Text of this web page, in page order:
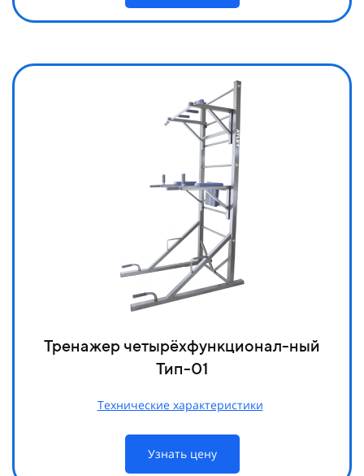
Тренажер четырёхфункционал-ный
Тип-01
Технические характеристики
Узнать цену